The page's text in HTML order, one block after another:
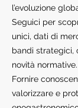
l’evoluzione
Seguici per
unici, dati di
bandi strategici,
novità
Fornire
valorizzare e